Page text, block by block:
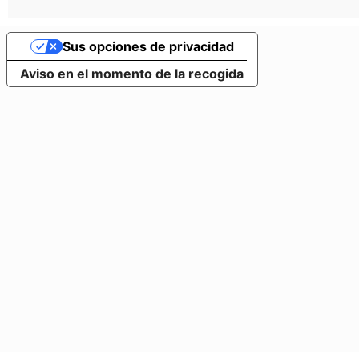
Aviso en el momento de la recogida
Sus opciones de privacidad